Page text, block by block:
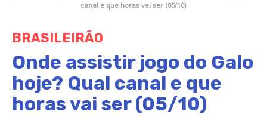
canal e que horas vai ser (05/10)
BRASILEIRÃO
Onde assistir jogo do Galo
hoje? Qual canal e que
horas vai ser (05/10)